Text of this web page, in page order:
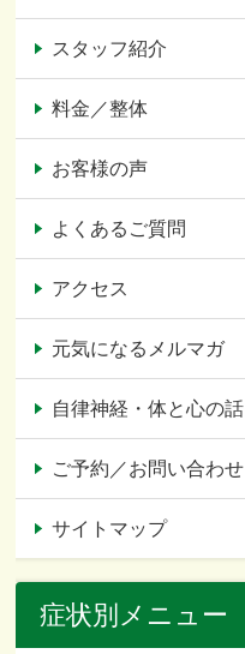
スタッフ紹介
料金／整体
お客様の声
よくあるご質問
アクセス
元気になるメルマガ
自律神経・体と心の話
ご予約／お問い合わせ
サイトマップ
症状別メニュー